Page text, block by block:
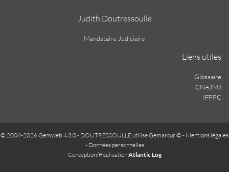
Judith Doutressoulle
Mandataire Judiciaire
Liens utiles
Glossaire
CNAJMJ
IFPPC
© 2008-2026 Gemweb 4.3.0- DOUTRESSOULLE utiliseGemarcur © - Mentions légales
- Données personnelles
Conception/RéalisationAtlantic Log